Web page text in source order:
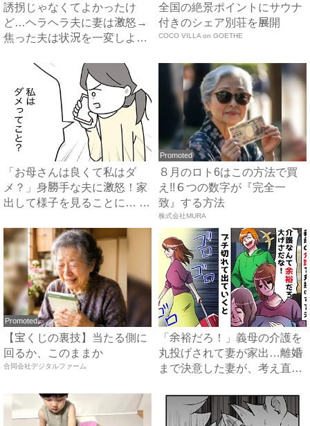
誘拐じゃなくてよかったけ
ど…ヘラヘラ夫に妻は激怒→
焦った夫は状況を一変しよう
全国の絶景ポイントにサウナ
付きのシェア別荘を展開
COCO VILLA on GOETHE
「お母さんは良くて私はダ
メ？」身勝手な夫に激怒！家
出して様子を見ることに… #
Promoted
８月のロト6はこの方法で買
え!!６つの数字が『完全一
致』する方法
株式会社MURA
Promoted
【宝くじの裏技】当たる側に
回るか、このままか
合同会社デジタルファーム
「余裕だろ！」義母の介護を
丸投げされて妻が家出…離婚
まで決意した妻が、考え直し